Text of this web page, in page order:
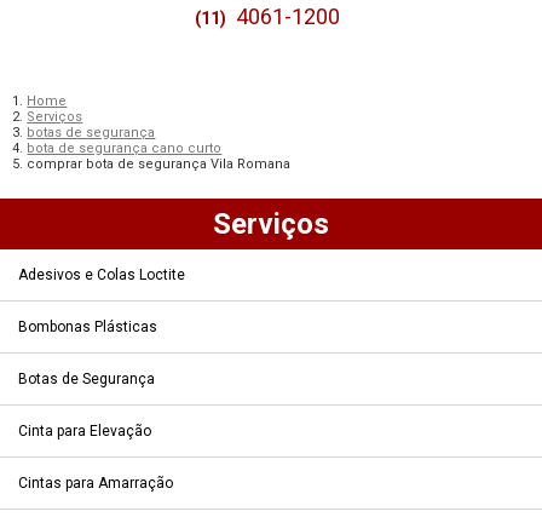
(11) 4061-1200
Home
Serviços
botas de segurança
bota de segurança cano curto
comprar bota de segurança Vila Romana
Serviços
Adesivos e Colas Loctite
Bombonas Plásticas
Botas de Segurança
Cinta para Elevação
Cintas para Amarração